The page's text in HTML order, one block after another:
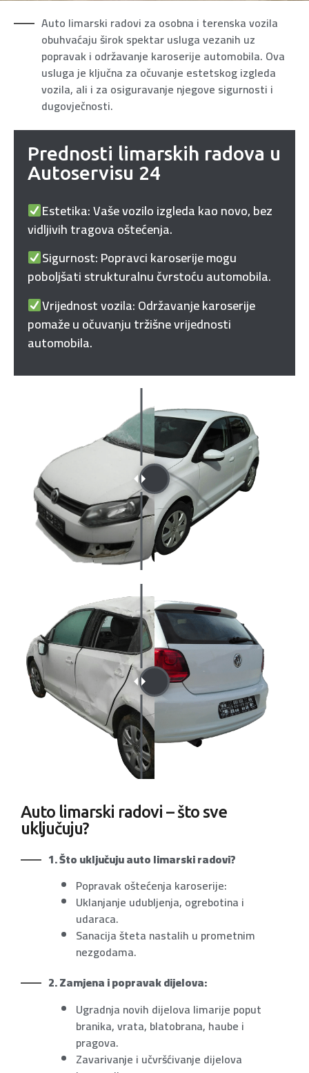
Auto limarski radovi za osobna i terenska vozila
obuhvaćaju širok spektar usluga vezanih uz
popravak i održavanje karoserije automobila. Ova
usluga je ključna za očuvanje estetskog izgleda
vozila, ali i za osiguravanje njegove sigurnosti i
dugovječnosti.
Prednosti limarskih radova u
Autoservisu 24
Estetika: Vaše vozilo izgleda kao novo, bez
vidljivih tragova oštećenja.
Sigurnost: Popravci karoserije mogu
poboljšati strukturalnu čvrstoću automobila.
Vrijednost vozila: Održavanje karoserije
pomaže u očuvanju tržišne vrijednosti
automobila.
Auto limarski radovi – što sve
uključuju?
1. Što uključuju auto limarski radovi?
Popravak oštećenja karoserije:
Uklanjanje udubljenja, ogrebotina i
udaraca.
Sanacija šteta nastalih u prometnim
nezgodama.
2. Zamjena i popravak dijelova:
Ugradnja novih dijelova limarije poput
branika, vrata, blatobrana, haube i
pragova.
Zavarivanje i učvršćivanje dijelova